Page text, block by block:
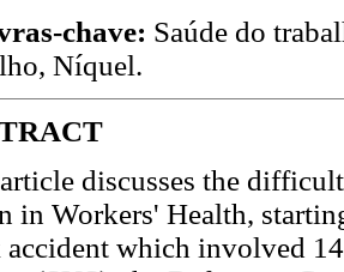
chave: Saúde do
Níquel.
discusses the
in Workers' Health,
which involved